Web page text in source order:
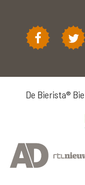
De Bierista®